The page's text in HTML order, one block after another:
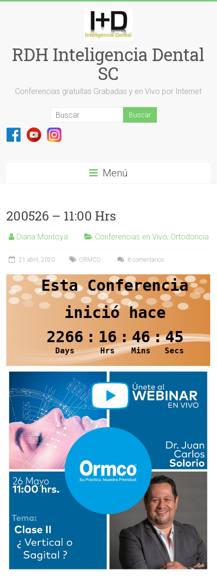
RDH Inteligencia Dental
SC
Conferencias gratuitas Grabadas y en Vivo por Internet
Menú
200526 – 11:00 Hrs
Diana Montoya Conferencias en Vivo, Ortodoncia
21 abril, 2020 ORMCO 8 comentarios